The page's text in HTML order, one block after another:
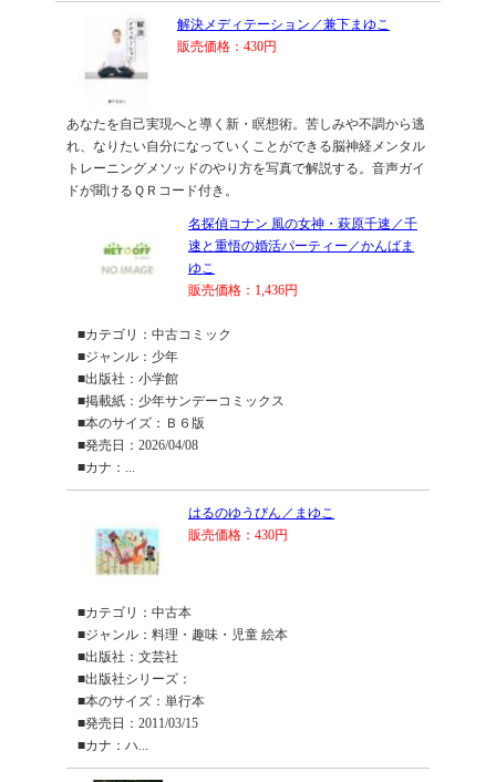
解決メディテーション／兼下まゆこ
販売価格：430円
あなたを自己実現へと導く新・瞑想術。苦しみや不調から逃
れ、なりたい自分になっていくことができる脳神経メンタル
トレーニングメソッドのやり方を写真で解説する。音声ガイ
ドが聞けるＱＲコード付き。
名探偵コナン 風の女神・萩原千速／千
速と重悟の婚活パーティー／かんばま
ゆこ
販売価格：1,436円
■カテゴリ：中古コミック
■ジャンル：少年
■出版社：小学館
■掲載紙：少年サンデーコミックス
■本のサイズ：Ｂ６版
■発売日：2026/04/08
■カナ：...
はるのゆうびん／まゆこ
販売価格：430円
■カテゴリ：中古本
■ジャンル：料理・趣味・児童 絵本
■出版社：文芸社
■出版社シリーズ：
■本のサイズ：単行本
■発売日：2011/03/15
■カナ：ハ...